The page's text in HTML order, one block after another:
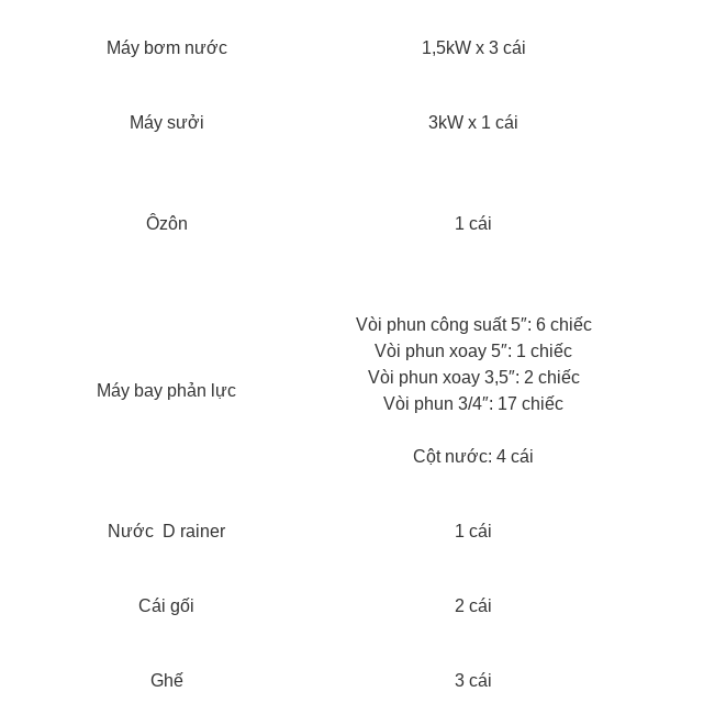
Máy bơm nước 1,5kW x 3 cái
Máy sưởi 3kW x 1 cái
Ôzôn 1 cái
Máy bay phản lực
Vòi phun công suất 5″: 6 chiếc
Vòi phun xoay 5″: 1 chiếc
Vòi phun xoay 3,5″: 2 chiếc
Vòi phun 3/4″: 17 chiếc
Cột nước: 4 cái
Nước D rainer 1 cái
Cái gối 2 cái
Ghế 3 cái